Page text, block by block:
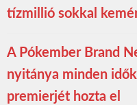
tízmillió sokkal
A Pókember Brand
nyitánya minden
premierjét hozta el